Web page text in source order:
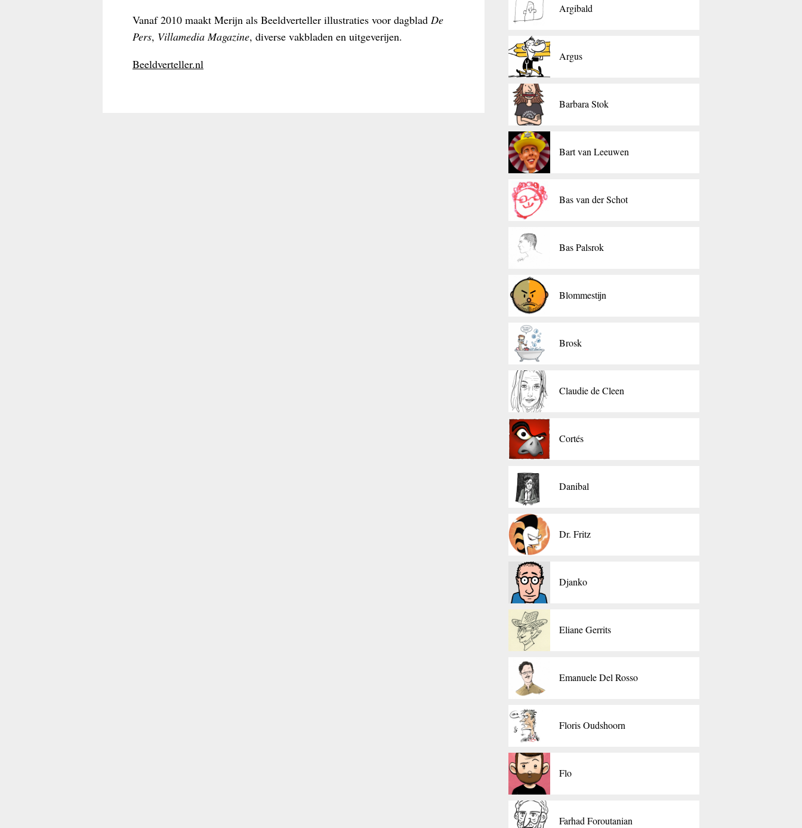
Vanaf 2010 maakt Merijn als Beeldverteller illustraties voor dagblad De
Pers, Villamedia Magazine, diverse vakbladen en uitgeverijen.
Beeldverteller.nl
Argibald
Argus
Barbara Stok
Bart van Leeuwen
Bas van der Schot
Bas Palsrok
Blommestijn
Brosk
Claudie de Cleen
Cortés
Danibal
Dr. Fritz
Djanko
Eliane Gerrits
Emanuele Del Rosso
Floris Oudshoorn
Flo
Farhad Foroutanian